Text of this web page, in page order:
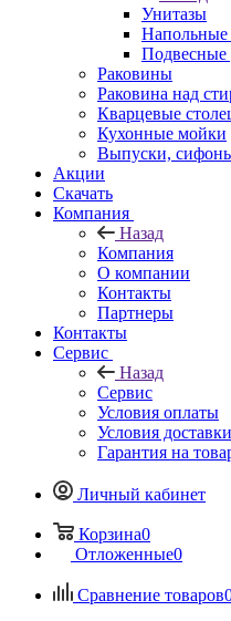
Унитазы
Напольные
Подвесные
Раковины
Раковина над
Кварцевые
Кухонные мойки
Выпуски,
Акции
Скачать
Компания
Назад
Компания
О компании
Контакты
Партнеры
Контакты
Сервис
Назад
Сервис
Условия оплаты
Условия доставки
Гарантия на
Личный кабинет
Корзина0
Отложенные0
Сравнение товаров